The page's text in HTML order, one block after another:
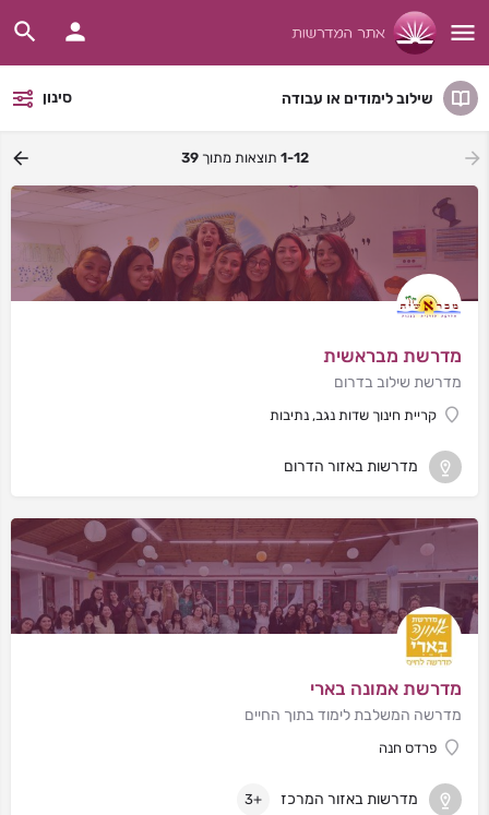
שילוב לימודים או עבודה סינון
1-12 תוצאות מתוך39
מדרשת מבראשית
מדרשת שילוב בדרום
קריית חינוך שדות נגב, נתיבות
מדרשות באזור הדרום
מדרשת אמונה בארי
מדרשה המשלבת לימוד בתוך החיים
פרדס חנה
מדרשות באזור המרכז +3